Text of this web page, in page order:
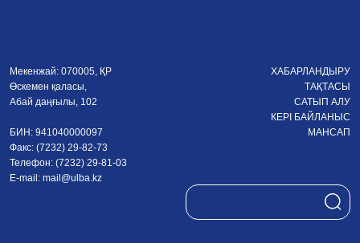
Мекенжай: 070005, ҚР
Өскемен қаласы,
Абай даңғылы, 102
БИН: 941040000097
Факс: (7232) 29-82-73
Телефон: (7232) 29-81-03
E-mail: mail@ulba.kz
ХАБАРЛАНДЫРУ
ТАҚТАСЫ
САТЫП АЛУ
КЕРІ БАЙЛАНЫС
МАНСАП